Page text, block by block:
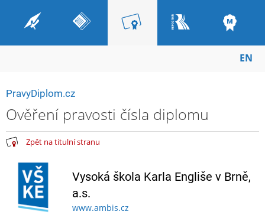
EN
PravyDiplom.cz
Ověření pravosti čísla diplomu
Zpět na titulní stranu
Vysoká škola Karla Engliše v Brně,
a.s.
www.ambis.cz